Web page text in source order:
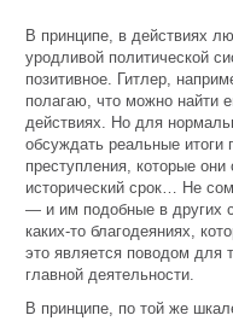
В принципе, в действиях
уродливой политической
позитивное. Гитлер,
полагаю, что можно найти
действиях. Но для
обсуждать реальные итоги
преступления, которые
исторический срок… Не
— и им подобные в других
каких-то благодеяниях,
это является поводом для
главной деятельности.
В принципе, по той же